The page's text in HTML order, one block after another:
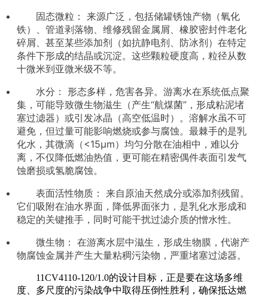
固态微粒： 来源广泛，包括储罐锈蚀产物（氧化
铁）、管道剥落物、维修残留金属屑、橡胶密封件老化
碎屑、甚至某些添加剂（如抗静电剂、防冰剂）在特定
条件下形成的结晶或沉淀。这些颗粒硬度高，粒径从数
十微米到亚微米级不等。
水分： 形态多样，危害各异。游离水在系统低点聚
集，可能导致微生物滋生（产生“航煤菌”，形成粘泥堵
塞过滤器）或引发冰晶（高空低温时）。溶解水虽不可
避免，但过量可能影响燃烧或参与腐蚀。最棘手的是乳
化水，其微滴（<15μm）均匀分散在油相中，难以分
离，不仅降低燃油热值，更可能在精密偶件表面引发气
蚀磨损或氢脆腐蚀。
表面活性物质： 来自原油天然成分或添加剂残留。
它们吸附在油水界面，降低界面张力，是乳化水形成和
稳定的关键推手，同时可能干扰过滤介质的憎水性。
微生物： 在游离水层中滋生，形成生物膜，代谢产
物腐蚀金属并产生大量粘稠污染物，严重堵塞过滤器。
11CV4110-120/1.0的设计目标，正是要在这场多维
度、多尺度的污染战争中取得压倒性胜利，确保抵达燃